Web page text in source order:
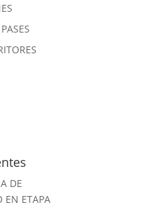
DE
EN ETAPA